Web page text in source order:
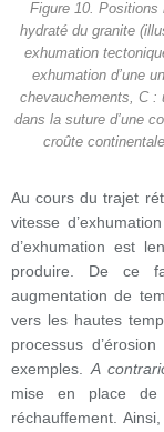
Figure 10. Positions
hydraté du granite
exhumation
exhumation d’une
chevauchements, C :
dans la suture d’une
croûte
Au cours du trajet
vitesse
d’exhumation est
produire. De ce
augmentation de
vers les hautes
processus
exemples. A
mise en place de
réchauffement.